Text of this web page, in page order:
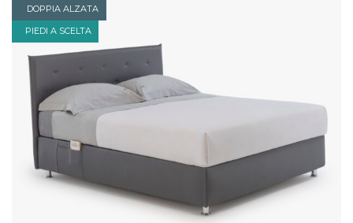
PIEDI A SCELTA
DOPPIA ALZATA